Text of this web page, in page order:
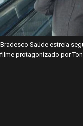
Bradesco Saúde estreia
filme protagonizado por